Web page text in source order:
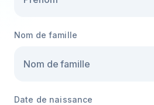
Nom de famille
Date de naissance